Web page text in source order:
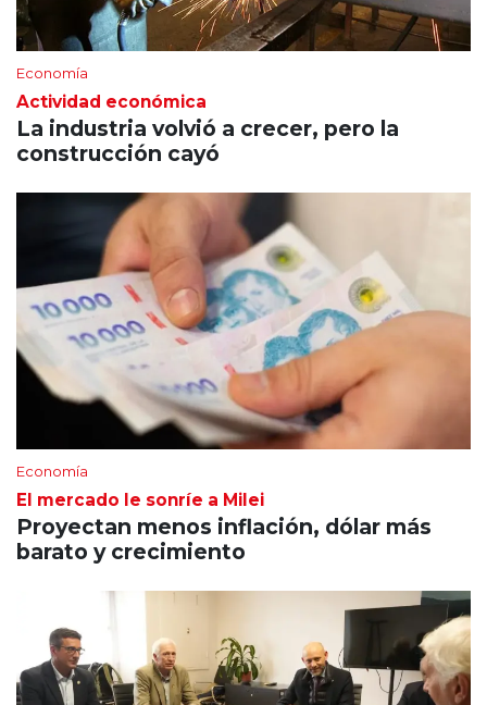
Economía
Actividad económica
La industria volvió a crecer, pero la
construcción cayó
Economía
El mercado le sonríe a Milei
Proyectan menos inflación, dólar más
barato y crecimiento